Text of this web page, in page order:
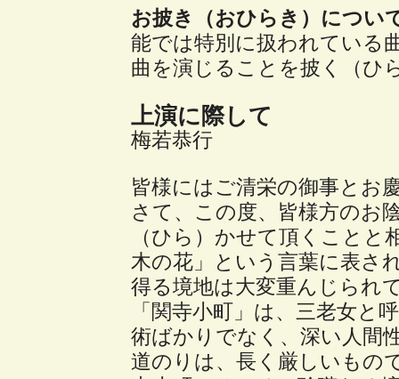
お披き（おひらき）につい
能では特別に扱われている
曲を演じることを披く（ひ
上演に際して
梅若恭行
皆様にはご清栄の御事とお
さて、この度、皆様方のお
（ひら）かせて頂くことと
木の花」という言葉に表さ
得る境地は大変重んじられ
「関寺小町」は、三老女と
術ばかりでなく、深い人間
道のりは、長く厳しいもの